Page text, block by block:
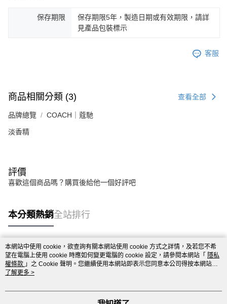
保存期限
保存期限5年，製造日期或有效期限，請詳
見產品包裝標示
客服
商品相關分類 (3) 查看全部
品牌總覽 COACH｜蔻馳
淡香精
評價
喜歡這個商品嗎？購買後給他一個好評吧
本分類熱銷全站排行
熱門標籤
本網站中使用 cookie，欲查詢有關本網站使用 cookie 方式之詳情，及若您不希
望在電腦上使用 cookie 時應如何變更電腦的 cookie 設定，請參閱本網站「 隱私
權條款 」之 Cookie 聲明。您繼續使用本網站即表示您同意本公司得按本網站使
用條款之 Cookie 聲明使用 cookie。
了解更多 >